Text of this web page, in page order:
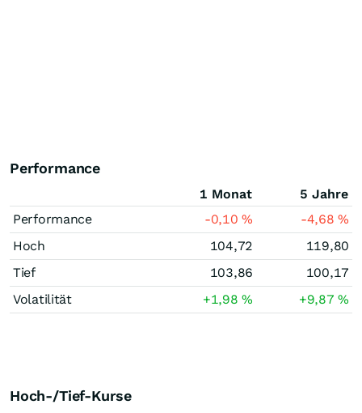
Performance
1 Monat
5 Jahre
Performance
-0,10% -4,68%
Hoch
104,72
119,80
Tief
103,86
100,17
Volatilität
+1,98% +9,87%
Hoch-/Tief-Kurse